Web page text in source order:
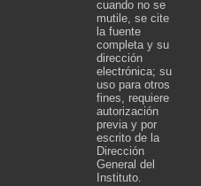
cuando no se
mutile, se cite
la fuente
completa y su
dirección
electrónica; su
uso para otros
fines, requiere
autorización
previa y por
escrito de la
Dirección
General del
Instituto.